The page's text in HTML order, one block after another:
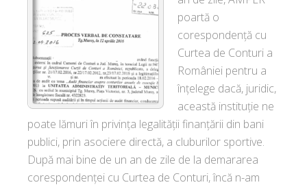
poartă o
corespondență cu
Curtea de Conturi a
României pentru a
înțelege dacă, juridic,
această instituție ne
poate lămuri în privința legalității finanțării din bani
publici, prin asociere directă, a cluburilor sportive.
După mai bine de un an de zile de la demararea
corespondenței cu Curtea de Conturi, încă n-am